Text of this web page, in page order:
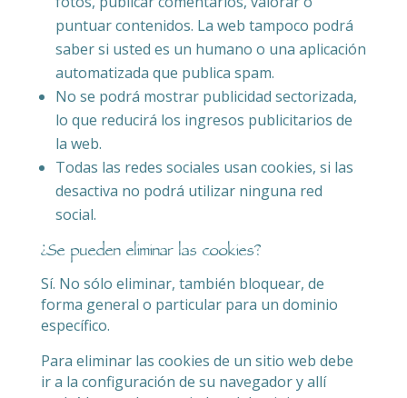
puntuar contenidos. La web tampoco podrá
saber si usted es un humano o una aplicación
automatizada que publica spam.
No se podrá mostrar publicidad sectorizada,
lo que reducirá los ingresos publicitarios de
la web.
Todas las redes sociales usan cookies, si las
desactiva no podrá utilizar ninguna red
social.
¿Se pueden eliminar las cookies?
Sí. No sólo eliminar, también bloquear, de
forma general o particular para un dominio
específico.
Para eliminar las cookies de un sitio web debe
ir a la configuración de su navegador y allí